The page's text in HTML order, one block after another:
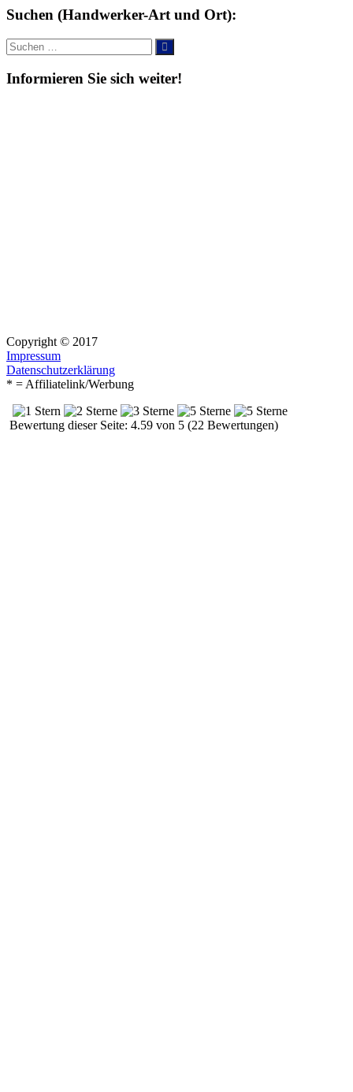
Suchen (Handwerker-Art und Ort):
Suche
nach:
Suchen
Informieren Sie sich weiter!
Copyright © 2017
Impressum
Datenschutzerklärung
* = Affiliatelink/Werbung
Bewertung dieser Seite: 4.59 von 5 (22 Bewertungen)